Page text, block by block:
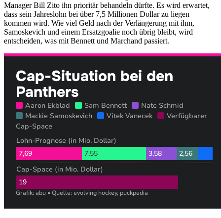
Manager Bill Zito ihn prioritär behandeln dürfte. Es wird erwartet,
dass sein Jahreslohn bei über 7,5 Millionen Dollar zu liegen
kommen wird. Wie viel Geld nach der Verlängerung mit ihm,
Samoskevich und einem Ersatzgoalie noch übrig bleibt, wird
entscheiden, was mit Bennett und Marchand passiert.